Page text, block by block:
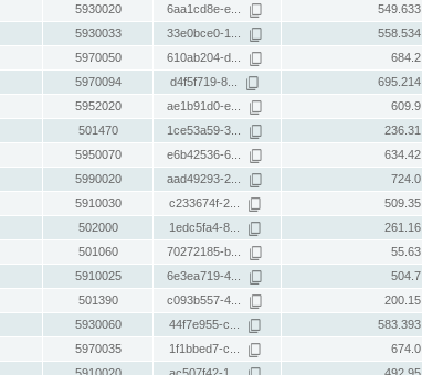
5930020 6aa1cd8e-e... 549.633
5930033 33e0bce0-1... 558.534
5970050 610ab204-d... 684.2
5970094 d4f5f719-8... 695.214
5952020 ae1b91d0-e... 609.9
501470 1ce53a59-3... 236.31
5950070 e6b42536-6... 634.42
5990020 aad49293-2... 724.0
5910030 c233674f-2... 509.35
502000 1edc5fa4-8... 261.16
501060 70272185-b... 55.63
5910025 6e3ea719-4... 504.7
501390 c093b557-4... 200.15
5930060 44f7e955-c... 583.393
5970035 1f1bbed7-c... 674.0